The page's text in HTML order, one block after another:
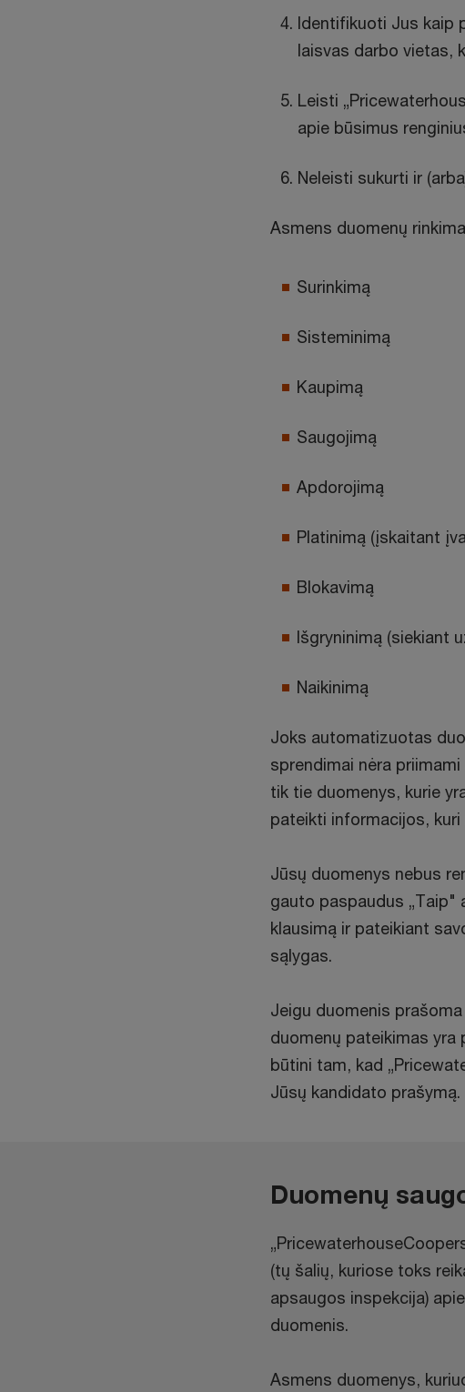
Identifikuoti Jus kaip
laisvas darbo vietas,
Leisti
apie būsimus
Neleisti sukurti ir
Asmens duomenų
Surinkimą
Sisteminimą
Kaupimą
Saugojimą
Apdorojimą
Platinimą (įskaitant
Blokavimą
Išgryninimą (siekiant
Naikinimą
Joks automatizuotas
sprendimai nėra
tik tie duomenys, kurie
pateikti informacijos,
Jūsų duomenys nebus
gauto paspaudus „Taip"
klausimą ir pateikiant
sąlygas.
Jeigu duomenis
duomenų pateikimas yra
būtini tam, kad
Jūsų kandidato prašymą.
Duomenų
(tų šalių, kuriose toks
apsaugos inspekcija)
duomenis.
Asmens duomenys,